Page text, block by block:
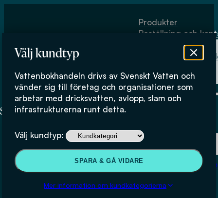
Välj kundtyp
Vattenbokhandeln drivs av Svenskt Vatten och
vänder sig till företag och organisationer som
arbetar med dricksvatten, avlopp, slam och
infrastrukturerna runt detta.
Välj kundtyp:
SPARA & GÅ VIDARE
Mer information om kundkategorierna
Produkter
Beställning och
Fysiskt lager
Beställning och kontakt
Om
Köpvillkor
Marcus Ahlström
Sök & filtrera
Sök med fritext